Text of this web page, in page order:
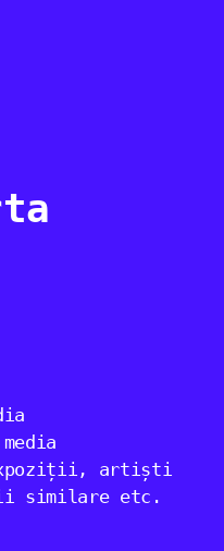
artiști
similare etc.